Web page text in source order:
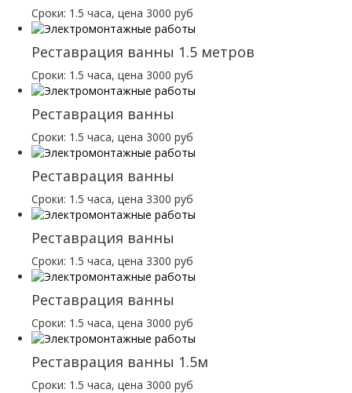
Сроки: 1.5 часа, цена 3000 руб
Реставрация ванны 1.5 метров
Сроки: 1.5 часа, цена 3000 руб
Реставрация ванны
Сроки: 1.5 часа, цена 3000 руб
Реставрация ванны
Сроки: 1.5 часа, цена 3300 руб
Реставрация ванны
Сроки: 1.5 часа, цена 3300 руб
Реставрация ванны
Сроки: 1.5 часа, цена 3000 руб
Реставрация ванны 1.5м
Сроки: 1.5 часа, цена 3000 руб